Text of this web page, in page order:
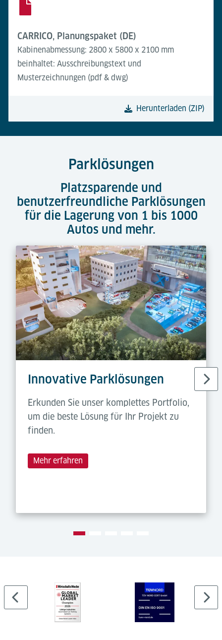
CARRICO, Planungspaket (DE)
Kabinenabmessung: 2800 x 5800 x 2100 mm
beinhaltet: Ausschreibungstext und
Musterzeichnungen (pdf & dwg)
Herunterladen (ZIP)
Parklösungen
Platzsparende und
benutzerfreundliche Parklösungen
für die Lagerung von 1 bis 1000
Autos und mehr.
Innovative Parklösungen
Erkunden Sie unser komplettes Portfolio,
um die beste Lösung für Ihr Projekt zu
finden.
Mehr erfahren